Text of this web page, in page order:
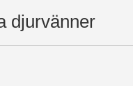
djurvänner